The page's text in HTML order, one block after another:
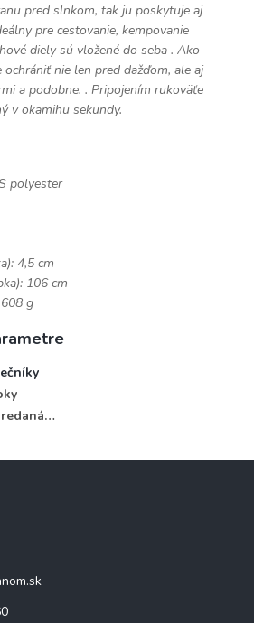
pred slnkom, tak ju poskytuje aj
pre cestovanie, kempovanie
diely sú vložené do seba . Ako
ochrániť nie len pred dažďom, ale aj
a podobne. . Pripojením rukoväťe
v okamihu sekundy.
polyester
4,5 cm
106 cm
g